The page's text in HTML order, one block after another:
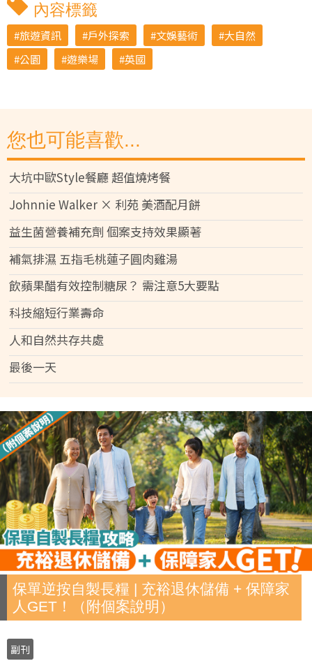
內容標籤
旅遊資訊 戶外探索 文娛藝術
大自然
公園
遊樂場 英國
您也可能喜歡...
大坑中歐Style餐廳 超值燒烤餐
Johnnie Walker × 利苑 美酒配月餅
益生菌營養補充劑 個案支持效果顯著
補氣排濕 五指毛桃蓮子圓肉雞湯
飲蘋果醋有效控制糖尿？ 需注意5大要點
科技縮短行業壽命
人和自然共存共處
最後一天
保單逆按自製長糧 | 充裕退休儲備 + 保障家
人GET！（附個案說明）
副刊